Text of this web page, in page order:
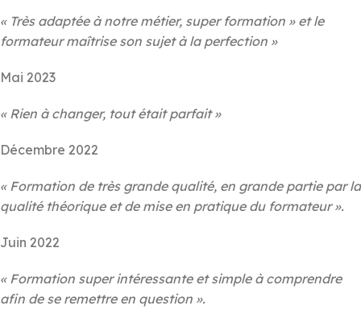
« Très adaptée à notre métier, super formation » et le
formateur maîtrise son sujet à la perfection »
Mai 2023
« Rien à changer, tout était parfait »
Décembre 2022
« Formation de très grande qualité, en grande partie par la
qualité théorique et de mise en pratique du formateur ».
Juin 2022
« Formation super intéressante et simple à comprendre
afin de se remettre en question ».